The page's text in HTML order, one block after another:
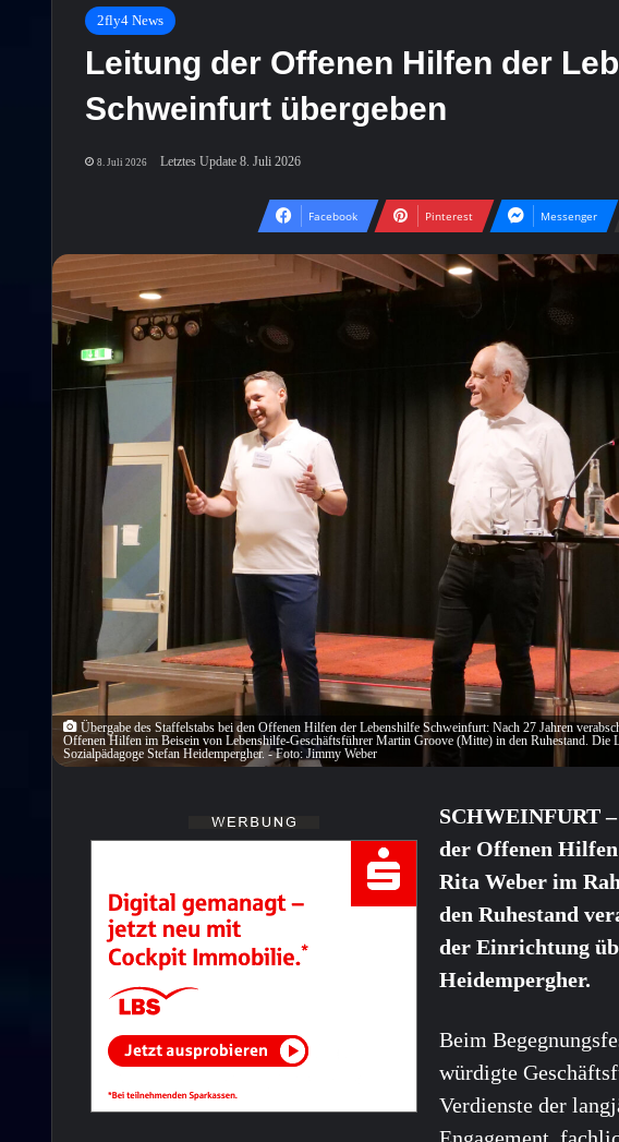
2fly4 News
Leitung der Offenen Hilfen der
Schweinfurt übergeben
8. Juli 2026 Letztes Update 8. Juli 2026
Facebook Pinterest Messenger
Übergabe des Staffelstabs bei den Offenen Hilfen der Lebenshilfe Schweinfurt: Nach 27 Jahren
Offenen Hilfen im Beisein von Lebenshilfe-Geschäftsführer Martin Groove (Mitte) in den Ruhestand. Die
Sozialpädagoge Stefan Heidempergher. - Foto: Jimmy Weber
SCHWEINFURT
der Offenen
Rita Weber im
den Ruhestand
der Einrichtung
Heidempergher.
Beim
würdigte
Verdienste der